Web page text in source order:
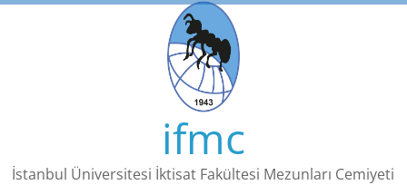
Skip
ifmc
İstanbul Üniversitesi İktisat Fakültesi Mezunları Cemiyeti